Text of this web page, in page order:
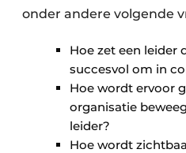
onder andere volgende
Hoe zet een leider
succesvol om in
Hoe wordt ervoor
organisatie
leider?
Hoe wordt